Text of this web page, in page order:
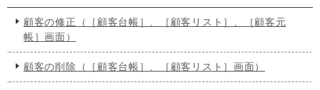
顧客の修正（［顧客台帳］、［顧客リスト］、［顧客元
帳］画面）
顧客の削除（［顧客台帳］、［顧客リスト］画面）